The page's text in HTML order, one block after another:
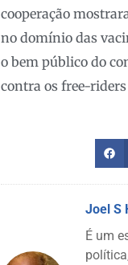
cooperação
no domínio das
o bem público do
contra os free-riders
Joel S
É um